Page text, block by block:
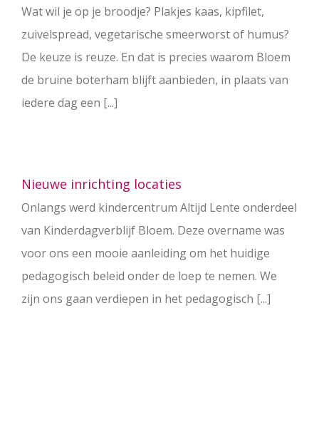
Wat wil je op je broodje? Plakjes kaas, kipfilet,
zuivelspread, vegetarische smeerworst of humus?
De keuze is reuze. En dat is precies waarom Bloem
de bruine boterham blijft aanbieden, in plaats van
iedere dag een [...]
Nieuwe inrichting locaties
Onlangs werd kindercentrum Altijd Lente onderdeel
van Kinderdagverblijf Bloem. Deze overname was
voor ons een mooie aanleiding om het huidige
pedagogisch beleid onder de loep te nemen. We
zijn ons gaan verdiepen in het pedagogisch [...]